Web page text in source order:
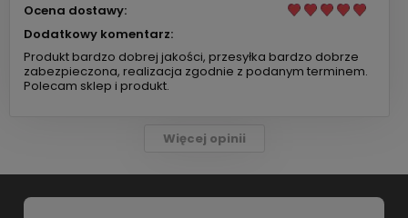
Ocena dostawy:
Dodatkowy komentarz:
Produkt bardzo dobrej jakości, przesyłka bardzo dobrze
zabezpieczona, realizacja zgodnie z podanym terminem.
Polecam sklep i produkt.
Więcej opinii